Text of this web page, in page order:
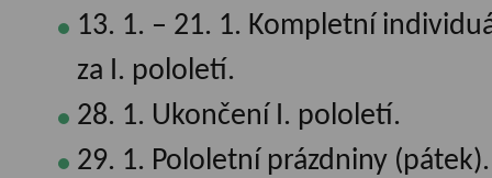
13. 1. – 21. 1. Kompletní
za I. pololetí.
28. 1. Ukončení I. pololetí.
29. 1. Pololetní prázdniny (pátek).